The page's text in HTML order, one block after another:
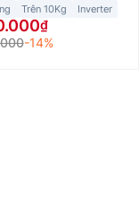
Trên 10Kg Inverter
-14%